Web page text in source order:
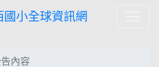
小全球資訊網
內容